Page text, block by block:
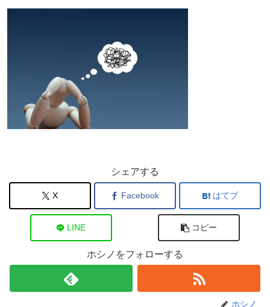
シェアする
X Facebook はてブ
LINE コピー
ホシノをフォローする
ホシノ